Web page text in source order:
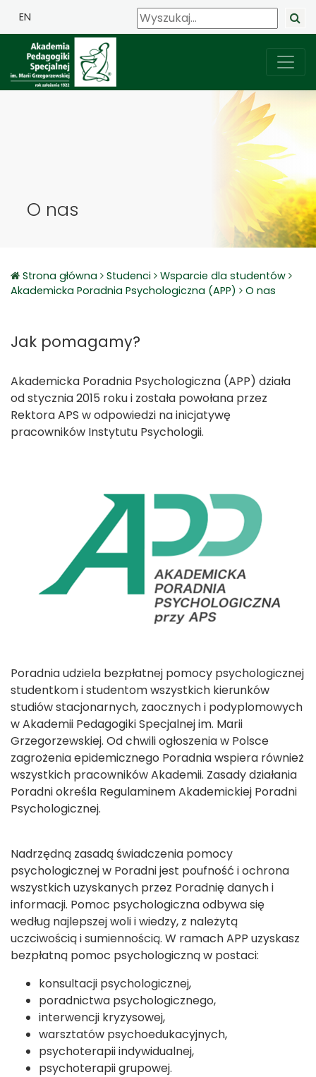
EN
O nas
Strona główna Studenci
Wsparcie dla studentów
Akademicka Poradnia Psychologiczna (APP)
O nas
Jak pomagamy?
Akademicka Poradnia Psychologiczna (APP) działa
od stycznia 2015 roku i została powołana przez
Rektora APS w odpowiedzi na inicjatywę
pracowników Instytutu Psychologii.
Poradnia udziela bezpłatnej pomocy psychologicznej
studentkom i studentom wszystkich kierunków
studiów stacjonarnych, zaocznych i podyplomowych
w Akademii Pedagogiki Specjalnej im. Marii
Grzegorzewskiej. Od chwili ogłoszenia w Polsce
zagrożenia epidemicznego Poradnia wspiera również
wszystkich pracowników Akademii. Zasady działania
Poradni określa Regulaminem Akademickiej Poradni
Psychologicznej.
Nadrzędną zasadą świadczenia pomocy
psychologicznej w Poradni jest poufność i ochrona
wszystkich uzyskanych przez Poradnię danych i
informacji. Pomoc psychologiczna odbywa się
według najlepszej woli i wiedzy, z należytą
uczciwością i sumiennością. W ramach APP uzyskasz
bezpłatną pomoc psychologiczną w postaci:
konsultacji psychologicznej,
poradnictwa psychologicznego,
interwencji kryzysowej,
warsztatów psychoedukacyjnych,
psychoterapii indywidualnej,
psychoterapii grupowej.